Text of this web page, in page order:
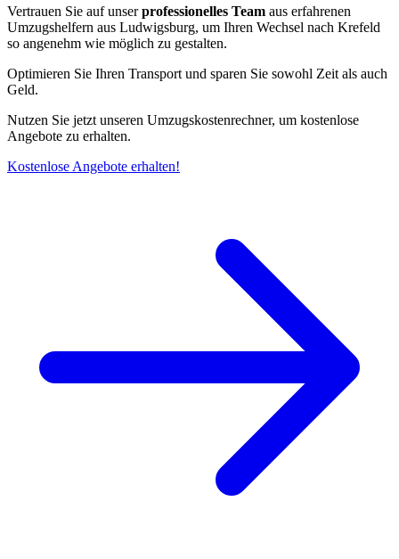
Vertrauen Sie auf unserprofessionelles Team aus erfahrenen
Umzugshelfern aus Ludwigsburg, um Ihren Wechsel nach Krefeld
so angenehm wie möglich zu gestalten.
Optimieren Sie Ihren Transport und sparen Sie sowohl Zeit als auch
Geld.
Nutzen Sie jetzt unseren Umzugskostenrechner, um kostenlose
Angebote zu erhalten.
Kostenlose Angebote erhalten!